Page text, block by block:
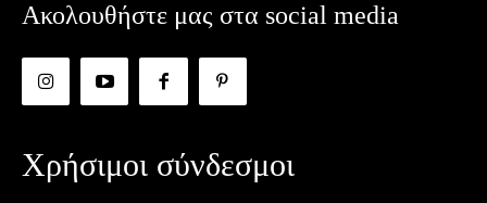
Ακολουθήστε μας στα social media
Χρήσιμοι σύνδεσμοι